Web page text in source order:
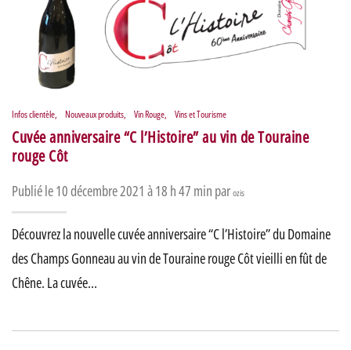
Infos clientèle, Nouveaux produits, Vin Rouge, Vins et Tourisme
Cuvée anniversaire “C l’Histoire” au vin de Touraine
rouge Côt
Publié le 10 décembre 2021 à 18 h 47 min parozis
Découvrez la nouvelle cuvée anniversaire “C l’Histoire” du Domaine
des Champs Gonneau au vin de Touraine rouge Côt vieilli en fût de
Chêne. La cuvée…